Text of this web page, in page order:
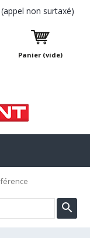
(appel non surtaxé)
Panier (vide)